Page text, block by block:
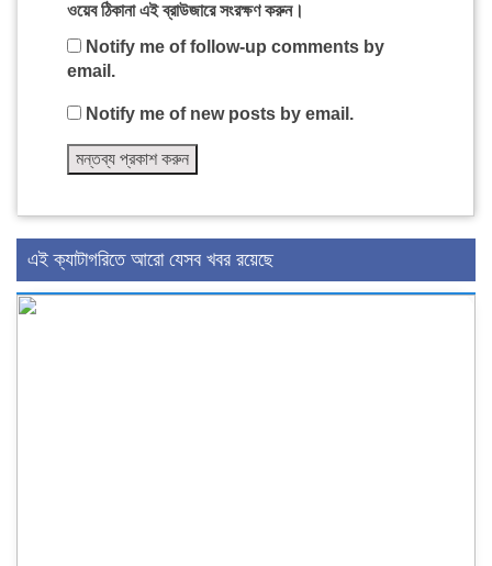
ওয়েব ঠিকানা এই ব্রাউজারে সংরক্ষণ করুন।
Notify me of follow-up comments by
email.
Notify me of new posts by email.
এই ক্যাটাগরিতে আরো যেসব খবর রয়েছে